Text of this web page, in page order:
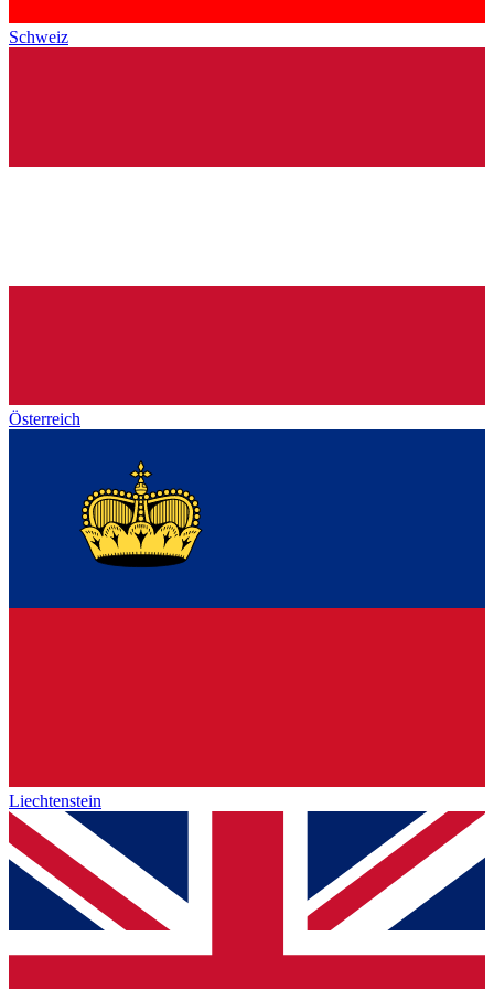
Schweiz
Österreich
Liechtenstein